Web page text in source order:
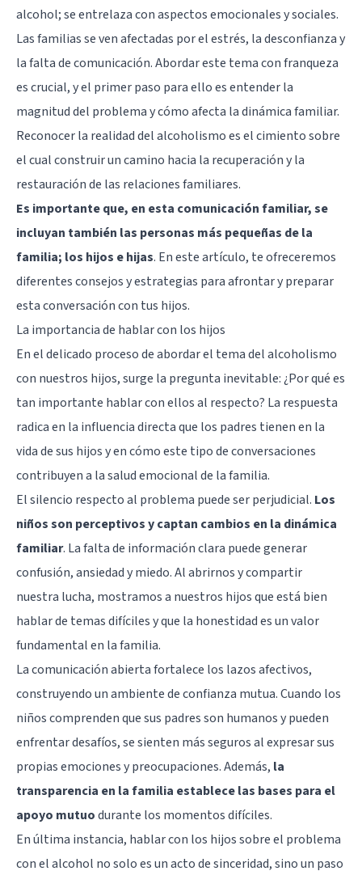
alcohol; se entrelaza con aspectos emocionales y sociales.
Las familias se ven afectadas por el estrés, la desconfianza y
la falta de comunicación. Abordar este tema con franqueza
es crucial, y el primer paso para ello es entender la
magnitud del problema y cómo afecta la dinámica familiar.
Reconocer la realidad del alcoholismo es el cimiento sobre
el cual construir un camino hacia la recuperación y la
restauración de las relaciones familiares.
Es importante que, en esta comunicación familiar, se
incluyan también las personas más pequeñas de la
familia; los hijos e hijas. En este artículo, te ofreceremos
diferentes consejos y estrategias para afrontar y preparar
esta conversación con tus hijos.
La importancia de hablar con los hijos
En el delicado proceso de abordar el tema del alcoholismo
con nuestros hijos, surge la pregunta inevitable: ¿Por qué es
tan importante hablar con ellos al respecto? La respuesta
radica en la influencia directa que los padres tienen en la
vida de sus hijos y en cómo este tipo de conversaciones
contribuyen a la salud emocional de la familia.
El silencio respecto al problema puede ser perjudicial. Los
niños son perceptivos y captan cambios en la dinámica
familiar. La falta de información clara puede generar
confusión, ansiedad y miedo. Al abrirnos y compartir
nuestra lucha, mostramos a nuestros hijos que está bien
hablar de temas difíciles y que la honestidad es un valor
fundamental en la familia.
La comunicación abierta fortalece los lazos afectivos,
construyendo un ambiente de confianza mutua. Cuando los
niños comprenden que sus padres son humanos y pueden
enfrentar desafíos, se sienten más seguros al expresar sus
propias emociones y preocupaciones. Además, la
transparencia en la familia establece las bases para el
apoyo mutuodurante los momentos difíciles.
En última instancia, hablar con los hijos sobre el problema
con el alcohol no solo es un acto de sinceridad, sino un paso